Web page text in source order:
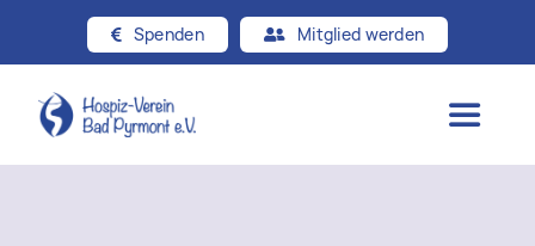
Inhalt
springen
Spenden Mitglied werden
Toggle